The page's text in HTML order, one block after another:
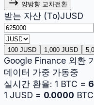
양방향 교차전환
받는 자산 (To)JUSD
100 JUSD 1,000 JUSD
Google Finance 외환
데이터 가중 가동중
실시간 환율: 1 BTC =
1 JUSD = 0.0000 BTC